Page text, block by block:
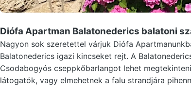
Diófa Apartman Balatonederics balatoni
Nagyon sok szeretettel várjuk Diófa
Balatonederics igazi kincseket rejt. A
Csodabogyós cseppkőbarlangot lehet
látogatók, vagy elmehetnek a falu strandjára